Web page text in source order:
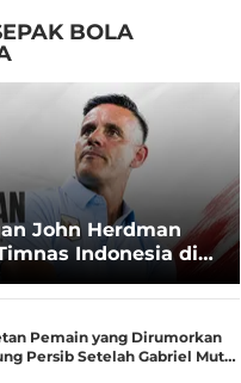
BOLA
John Herdman
Indonesia di
up Menjadi
Pemain yang Dirumorkan
Persib Setelah Gabriel Mut…